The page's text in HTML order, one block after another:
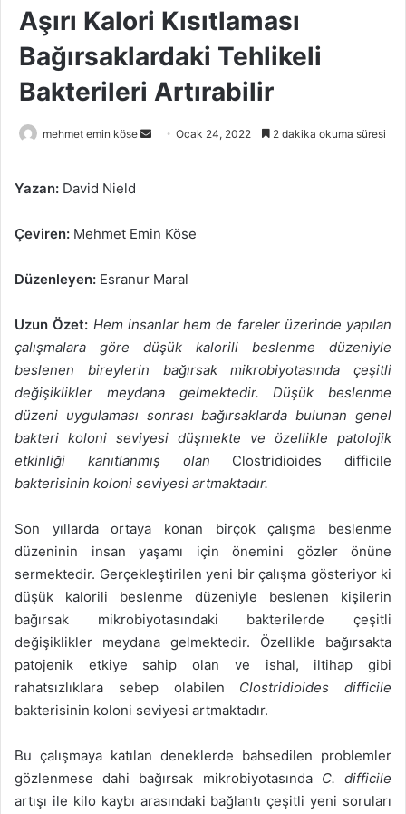
Aşırı Kalori Kısıtlaması
Bağırsaklardaki Tehlikeli
Bakterileri Artırabilir
mehmet emin köse
Bir
Ocak 24, 2022 2 dakika okuma süresi
Yazan: David Nield
Çeviren: Mehmet Emin Köse
Düzenleyen: Esranur Maral
Uzun Özet: Hem insanlar hem de fareler üzerinde yapılan
çalışmalara göre düşük kalorili beslenme düzeniyle
beslenen bireylerin bağırsak mikrobiyotasında çeşitli
değişiklikler meydana gelmektedir. Düşük beslenme
düzeni uygulaması sonrası bağırsaklarda bulunan genel
bakteri koloni seviyesi düşmekte ve özellikle patolojik
etkinliği kanıtlanmış olan Clostridioides difficile
bakterisinin koloni seviyesi artmaktadır.
Son yıllarda ortaya konan birçok çalışma beslenme
düzeninin insan yaşamı için önemini gözler önüne
sermektedir. Gerçekleştirilen yeni bir çalışma gösteriyor ki
düşük kalorili beslenme düzeniyle beslenen kişilerin
bağırsak mikrobiyotasındaki bakterilerde çeşitli
değişiklikler meydana gelmektedir. Özellikle bağırsakta
patojenik etkiye sahip olan ve ishal, iltihap gibi
rahatsızlıklara sebep olabilen Clostridioides difficile
bakterisinin koloni seviyesi artmaktadır.
Bu çalışmaya katılan deneklerde bahsedilen problemler
gözlenmese dahi bağırsak mikrobiyotasında C. difficile
artışı ile kilo kaybı arasındaki bağlantı çeşitli yeni soruları